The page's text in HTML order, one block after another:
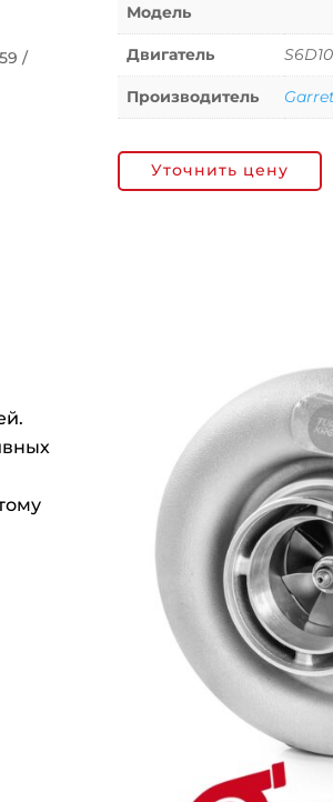
/
Модель
Двигатель
Производитель
Уточнить цену